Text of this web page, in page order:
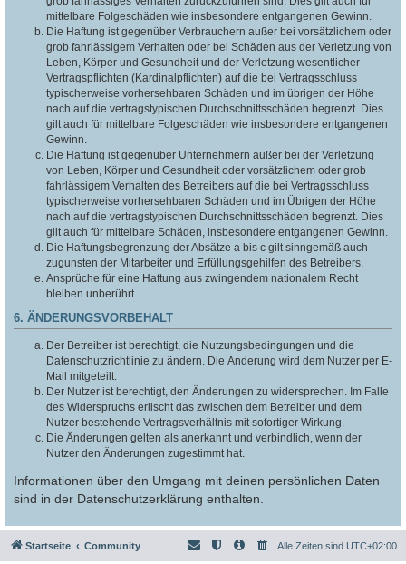
mittelbare Folgeschäden wie insbesondere entgangenen Gewinn.
Die Haftung ist gegenüber Verbrauchern außer bei vorsätzlichem oder
grob fahrlässigem Verhalten oder bei Schäden aus der Verletzung von
Leben, Körper und Gesundheit und der Verletzung wesentlicher
Vertragspflichten (Kardinalpflichten) auf die bei Vertragsschluss
typischerweise vorhersehbaren Schäden und im übrigen der Höhe
nach auf die vertragstypischen Durchschnittsschäden begrenzt. Dies
gilt auch für mittelbare Folgeschäden wie insbesondere entgangenen
Gewinn.
Die Haftung ist gegenüber Unternehmern außer bei der Verletzung
von Leben, Körper und Gesundheit oder vorsätzlichem oder grob
fahrlässigem Verhalten des Betreibers auf die bei Vertragsschluss
typischerweise vorhersehbaren Schäden und im Übrigen der Höhe
nach auf die vertragstypischen Durchschnittsschäden begrenzt. Dies
gilt auch für mittelbare Schäden, insbesondere entgangenen Gewinn.
Die Haftungsbegrenzung der Absätze a bis c gilt sinngemäß auch
zugunsten der Mitarbeiter und Erfüllungsgehilfen des Betreibers.
Ansprüche für eine Haftung aus zwingendem nationalem Recht
bleiben unberührt.
6. ÄNDERUNGSVORBEHALT
Der Betreiber ist berechtigt, die Nutzungsbedingungen und die
Datenschutzrichtlinie zu ändern. Die Änderung wird dem Nutzer per E-
Mail mitgeteilt.
Der Nutzer ist berechtigt, den Änderungen zu widersprechen. Im Falle
des Widerspruchs erlischt das zwischen dem Betreiber und dem
Nutzer bestehende Vertragsverhältnis mit sofortiger Wirkung.
Die Änderungen gelten als anerkannt und verbindlich, wenn der
Nutzer den Änderungen zugestimmt hat.
Informationen über den Umgang mit deinen persönlichen Daten
sind in der Datenschutzerklärung enthalten.
Startseite Community Alle Zeiten sind UTC+02:00